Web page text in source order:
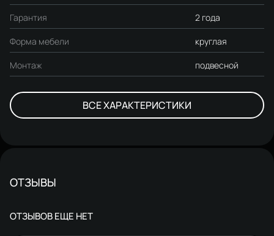
Гарантия 2 года
Форма мебели круглая
Монтаж подвесной
ВСЕ ХАРАКТЕРИСТИКИ
ОТЗЫВЫ
ОТЗЫВОВ ЕЩЕ НЕТ